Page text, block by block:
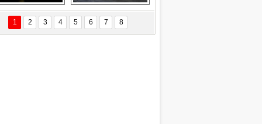
ÖZYANIK
Değişti?
Delta uçağına
yıldırım çarptı
Ford Focus RS
(2015)
1 2 3 4 5 6 7 8